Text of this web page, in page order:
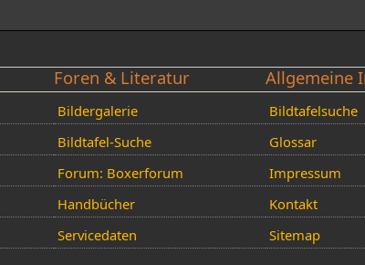
Foren & Literatur
Bildergalerie
Bildtafel-Suche
Forum: Boxerforum
Handbücher
Servicedaten
Allgemeine
Bildtafelsuche
Glossar
Impressum
Kontakt
Sitemap